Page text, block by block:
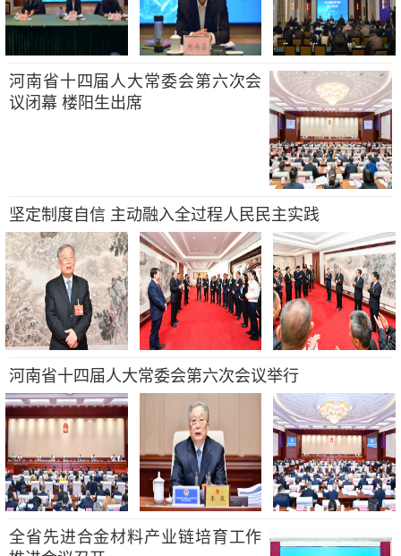
河南省十四届人大常委会第六次会
议闭幕 楼阳生出席
坚定制度自信 主动融入全过程人民民主实践
河南省十四届人大常委会第六次会议举行
全省先进合金材料产业链培育工作